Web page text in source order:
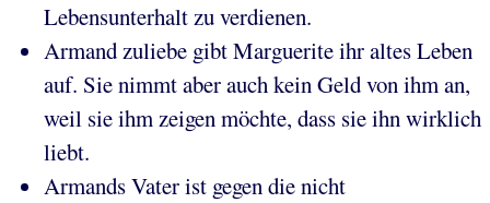
Lebensunterhalt zu verdienen.
Armand zuliebe gibt Marguerite ihr altes Leben
auf. Sie nimmt aber auch kein Geld von ihm an,
weil sie ihm zeigen möchte, dass sie ihn wirklich
liebt.
Armands Vater ist gegen die nicht